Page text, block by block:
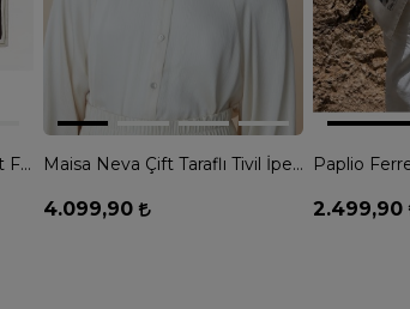
Vismara Milano Kadın Soyut Flora Desenli Tivil İpek Eşarp - KAHVE Maisa Neva Çift Taraflı Tivil İpek Eşarp - MAVİ
4.099,90 2.499,90